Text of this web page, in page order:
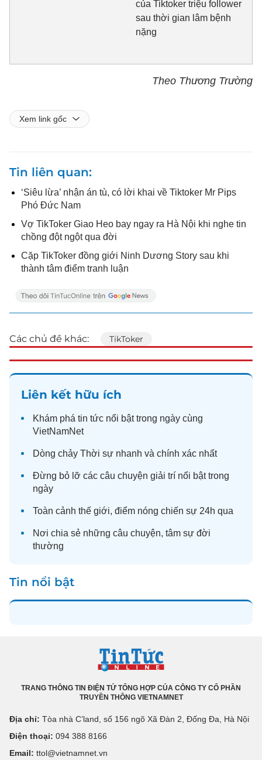
của Tiktoker triệu follower
sau thời gian lâm bệnh
nặng
Theo Thương Trường
Xem link gốc
Tin liên quan
‘Siêu lừa’ nhận án tù, có lời khai về Tiktoker Mr Pips
Phó Đức Nam
Vợ TikToker Giao Heo bay ngay ra Hà Nội khi nghe tin
chồng đột ngột qua đời
Cặp TikToker đồng giới Ninh Dương Story sau khi
thành tâm điểm tranh luận
Các chủ đề khác: TikToker
Liên kết hữu ích
Khám phá tin tức nổi bật trong ngày cùng
VietNamNet
Dòng chảy Thời sự nhanh và chính xác nhất
Đừng bỏ lỡ các câu chuyện giải trí nổi bật trong
ngày
Toàn cảnh thế giới, điểm nóng chiến sự 24h qua
Nơi chia sẻ những câu chuyện, tâm sự đời
thường
Tin nổi bật
TRANG THÔNG TIN ĐIỆN TỬ TỔNG HỢP CỦA CÔNG TY CỔ PHẦN
TRUYỀN THÔNG VIETNAMNET
Địa chỉ: Tòa nhà C’land, số 156 ngõ Xã Đàn 2, Đống Đa, Hà Nội
Điện thoại: 094 388 8166
Email: ttol@vietnamnet.vn